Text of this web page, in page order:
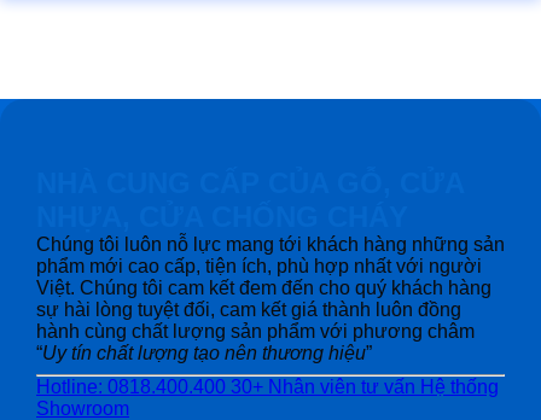
Chúng tôi luôn nỗ lực mang tới khách hàng những sản
phẩm mới cao cấp, tiện ích, phù hợp nhất với người
Việt. Chúng tôi cam kết đem đến cho quý khách hàng
sự hài lòng tuyệt đối, cam kết giá thành luôn đồng
hành cùng chất lượng sản phẩm với phương châm
“Uy tín chất lượng tạo nên thương hiệu”
Hotline: 0818.400.400 30+ Nhân viên tư vấn Hệ thống
Showroom